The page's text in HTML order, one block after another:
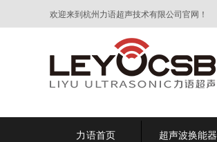
欢迎来到杭州力语超声技术有限公司官网！
力语首页 超声波换能器